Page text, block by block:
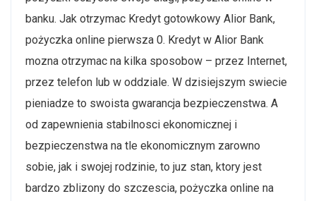
banku. Jak otrzymac Kredyt gotowkowy Alior Bank,
pożyczka online pierwsza 0. Kredyt w Alior Bank
mozna otrzymac na kilka sposobow – przez Internet,
przez telefon lub w oddziale. W dzisiejszym swiecie
pieniadze to swoista gwarancja bezpieczenstwa. A
od zapewnienia stabilnosci ekonomicznej i
bezpieczenstwa na tle ekonomicznym zarowno
sobie, jak i swojej rodzinie, to juz stan, ktory jest
bardzo zblizony do szczescia, pożyczka online na